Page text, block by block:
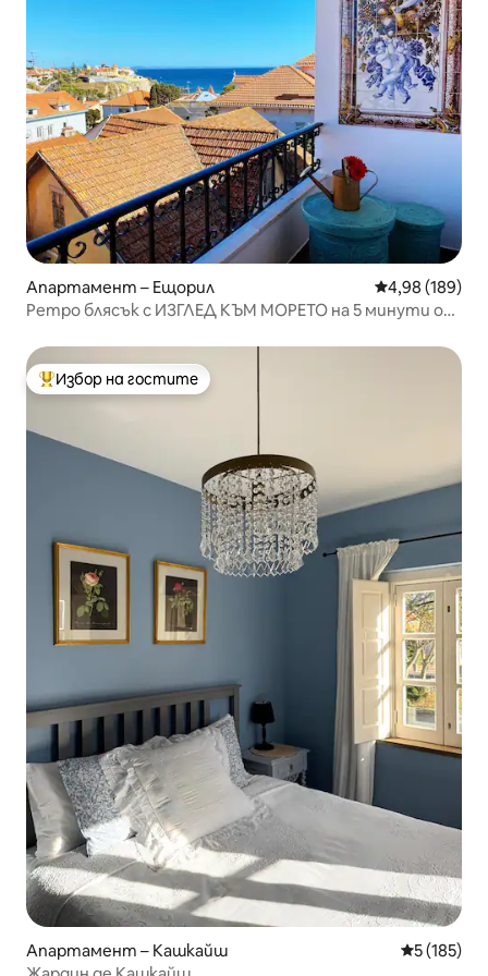
Апартамент – Ещорил Средна
4,98 (189)
Ретро блясък с ИЗГЛЕД КЪМ МОРЕТО на 5 минути от
Най-популярен избор на гостите
Избор на гостите
Апартамент – Кашкайш Средна
5 (185)